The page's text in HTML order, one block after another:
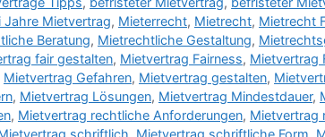
Jahre Mietvertrag, Mieterrecht, Mietrecht, Mietrecht
Beratung, Mietrechtliche Gestaltung,
fair gestalten, Mietvertrag Fairness, Mietvertrag
Mietvertrag Gefahren, Mietvertrag gestalten,
, Mietvertrag Lösungen, Mietvertrag Mindestdauer,
, Mietvertrag rechtliche Anforderungen, Mietvertrag